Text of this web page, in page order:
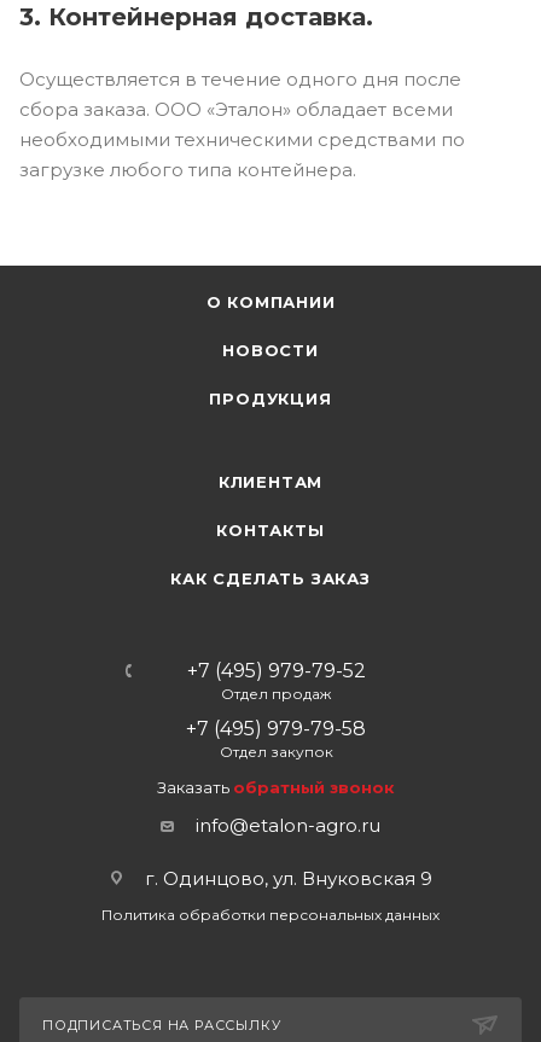
3. Контейнерная доставка.
Осуществляется в течение одного дня после
сбора заказа. ООО «Эталон» обладает всеми
необходимыми техническими средствами по
загрузке любого типа контейнера.
О КОМПАНИИ
НОВОСТИ
ПРОДУКЦИЯ
КЛИЕНТАМ
КОНТАКТЫ
КАК СДЕЛАТЬ ЗАКАЗ
+7 (495) 979-79-52
Отдел продаж
+7 (495) 979-79-58
Отдел закупок
Заказать обратный звонок
info@etalon-agro.ru
г. Одинцово, ул. Внуковская 9
Политика обработки персональных данных
ПОДПИСАТЬСЯ НА РАССЫЛКУ